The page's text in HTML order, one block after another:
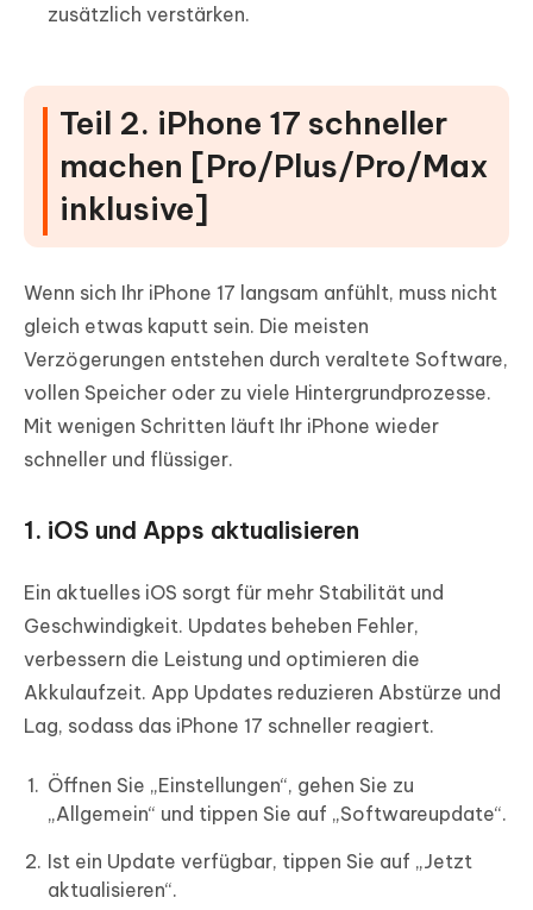
zusätzlich verstärken.
Teil 2. iPhone 17 schneller
machen [Pro/Plus/Pro/Max
inklusive]
Wenn sich Ihr iPhone 17 langsam anfühlt, muss nicht
gleich etwas kaputt sein. Die meisten
Verzögerungen entstehen durch veraltete Software,
vollen Speicher oder zu viele Hintergrundprozesse.
Mit wenigen Schritten läuft Ihr iPhone wieder
schneller und flüssiger.
1. iOS und Apps aktualisieren
Ein aktuelles iOS sorgt für mehr Stabilität und
Geschwindigkeit. Updates beheben Fehler,
verbessern die Leistung und optimieren die
Akkulaufzeit. App Updates reduzieren Abstürze und
Lag, sodass das iPhone 17 schneller reagiert.
Öffnen Sie „Einstellungen“, gehen Sie zu
„Allgemein“ und tippen Sie auf „Softwareupdate“.
Ist ein Update verfügbar, tippen Sie auf „Jetzt
aktualisieren“.